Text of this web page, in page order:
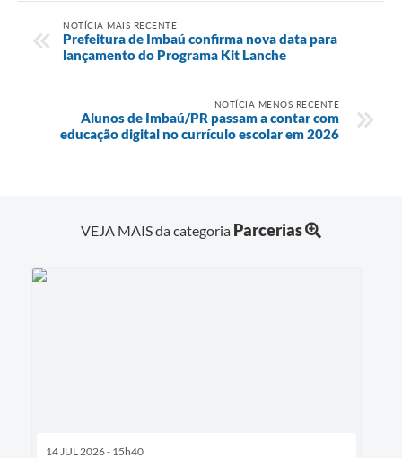
NOTÍCIA MAIS RECENTE
Prefeitura de Imbaú confirma nova data para
lançamento do Programa Kit Lanche
NOTÍCIA MENOS RECENTE
Alunos de Imbaú/PR passam a contar com
educação digital no currículo escolar em 2026
VEJA MAIS da categoria Parcerias
14 JUL 2026 - 15h40